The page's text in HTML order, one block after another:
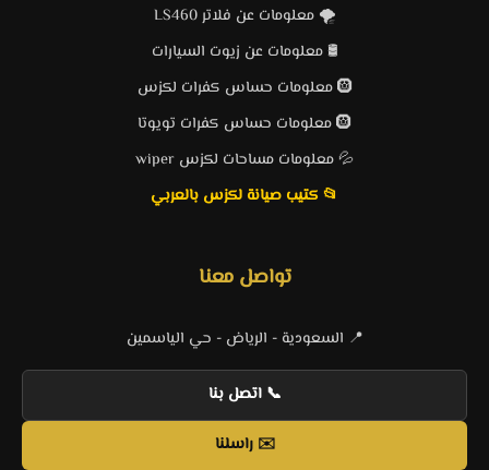
🌪️ معلومات عن فلاتر LS460
🛢️ معلومات عن زيوت السيارات
🛞 معلومات حساس كفرات لكزس
🛞 معلومات حساس كفرات تويوتا
💦 معلومات مساحات لكزس wiper
📂 كتيب صيانة لكزس بالعربي
تواصل معنا
📍 السعودية - الرياض - حي الياسمين
📞 اتصل بنا
✉️ راسلنا